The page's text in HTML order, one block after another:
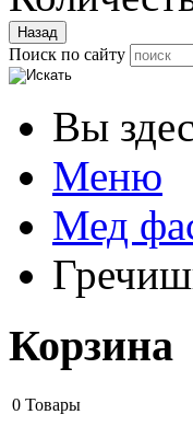
Поиск по сайту
Вы
Меню
Мед
Корзина
0 Товары